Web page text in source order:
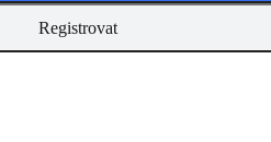
Registrovat